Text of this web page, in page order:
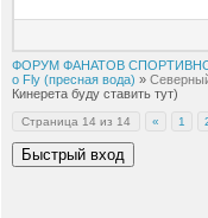
ФОРУМ ФАНАТОВ
о Fly (пресная вода) »
Кинерета буду ставить тут)
Страница 14 из 14 « 1